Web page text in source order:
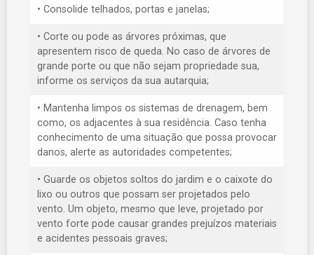
• Consolide telhados, portas e janelas;
• Corte ou pode as árvores próximas, que
apresentem risco de queda. No caso de árvores de
grande porte ou que não sejam propriedade sua,
informe os serviços da sua autarquia;
• Mantenha limpos os sistemas de drenagem, bem
como, os adjacentes à sua residência. Caso tenha
conhecimento de uma situação que possa provocar
danos, alerte as autoridades competentes;
• Guarde os objetos soltos do jardim e o caixote do
lixo ou outros que possam ser projetados pelo
vento. Um objeto, mesmo que leve, projetado por
vento forte pode causar grandes prejuízos materiais
e acidentes pessoais graves;